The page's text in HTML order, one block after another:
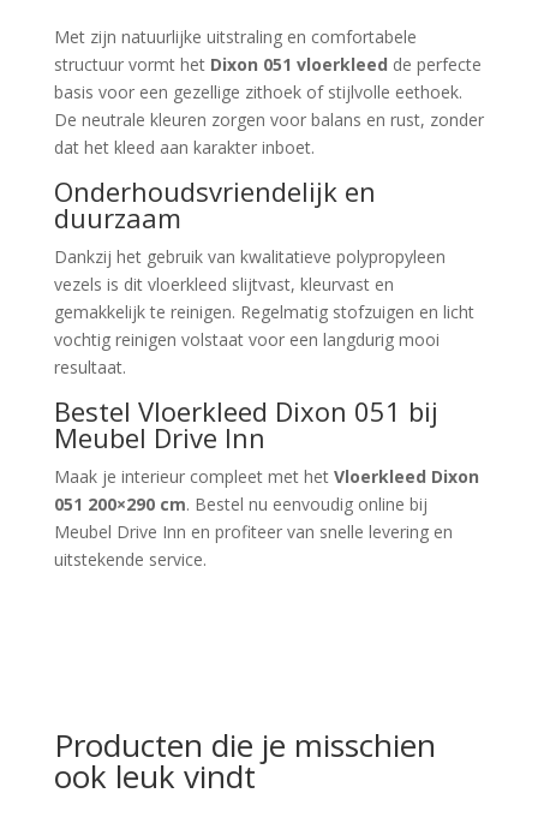
Met zijn natuurlijke uitstraling en comfortabele
structuur vormt het Dixon 051 vloerkleed de perfecte
basis voor een gezellige zithoek of stijlvolle eethoek.
De neutrale kleuren zorgen voor balans en rust, zonder
dat het kleed aan karakter inboet.
Onderhoudsvriendelijk en
duurzaam
Dankzij het gebruik van kwalitatieve polypropyleen
vezels is dit vloerkleed slijtvast, kleurvast en
gemakkelijk te reinigen. Regelmatig stofzuigen en licht
vochtig reinigen volstaat voor een langdurig mooi
resultaat.
Bestel Vloerkleed Dixon 051 bij
Meubel Drive Inn
Maak je interieur compleet met het Vloerkleed Dixon
051 200×290 cm. Bestel nu eenvoudig online bij
Meubel Drive Inn en profiteer van snelle levering en
uitstekende service.
Producten die je misschien
ook leuk vindt